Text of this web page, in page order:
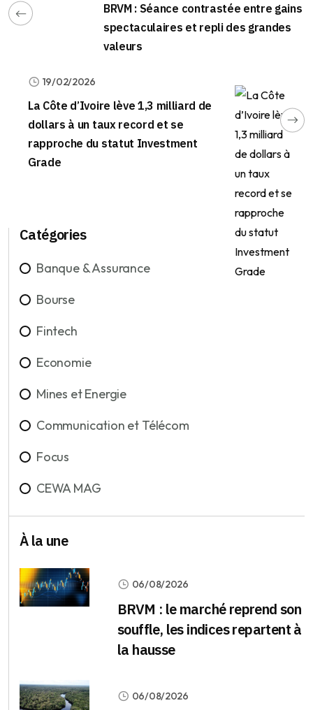
BRVM : Séance contrastée entre gains
spectaculaires et repli des grandes
valeurs
19/02/2026
La Côte d’Ivoire lève 1,3 milliard de
dollars à un taux record et se
rapproche du statut Investment
Grade
Catégories
Banque & Assurance
Bourse
Fintech
Economie
Mines et Energie
Communication et Télécom
Focus
CEWA MAG
À la une
06/08/2026
BRVM : le marché reprend son
souffle, les indices repartent à
la hausse
06/08/2026